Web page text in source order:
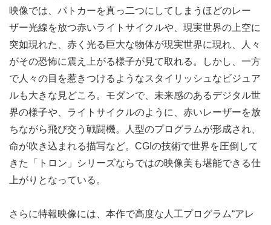
映像では、パトカーを真っ二つにしてしまうほどのレー
ザー光線を放つ赤いライトサイクルや、現実世界の上空に
突如現れた、赤く光る巨大な物体が現実世界に現れ、人々
がその恐怖に震え上がる様子が見て取れる。しかし、一方
で人々の目を惹きつけるようなスタイリッシュなビジュア
ルも大きな見どころ。モダンで、未来感のあるデジタル世
界の様子や、ライトサイクルのように、赤いレーザーを放
ちながら飛び交う戦闘機。人型のプログラムが形成され、
命が吹き込まれる描写など。CGIの技術で世界を圧倒して
きた「トロン」シリーズならではの映像美も堪能できる仕
上がりとなっている。
さらに特報映像には、本作で高度な人工プログラム“アレ